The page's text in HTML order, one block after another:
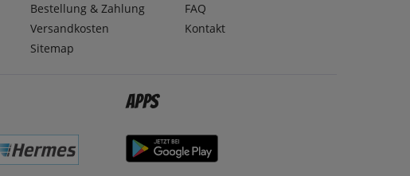
Bestellung & Zahlung
Versandkosten
Sitemap
FAQ
Kontakt
Apps